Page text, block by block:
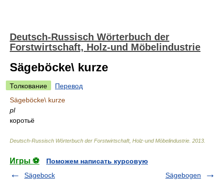
Deutsch-Russisch Wörterbuch der
Forstwirtschaft, Holz-und Möbelindustrie
Sägeböcke\ kurze
Толкование
Перевод
Sägeböcke\ kurze
pl
коротьё
Deutsch-Russisch Wörterbuch der Forstwirtschaft, Holz-und Möbelindustrie 2013
Игры ⚽
Поможем написать курсовую
Sägebock
Sägebogen